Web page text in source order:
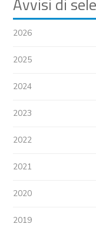
2026
2025
2024
2023
2022
2021
2020
2019